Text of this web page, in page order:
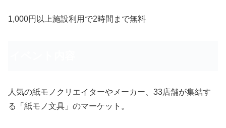
1,000円以上施設利用で2時間まで無料
人気の紙モノクリエイターやメーカー、33店舗が集結す
る「紙モノ文具」のマーケット。